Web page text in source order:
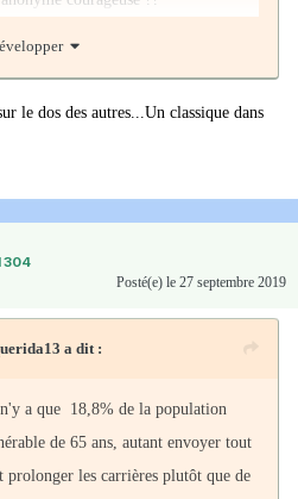
le dos des autres...Un classique dans
304
Posté(e) le 27 septembre 2019
a dit :
a que 18,8% de la population
de 65 ans, autant envoyer tout
les carrières plutôt que de